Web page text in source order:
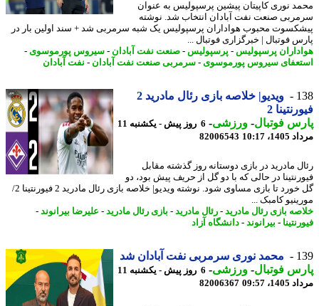
نوری کاپیتان پیشین پرسپولیس به عنوان
صنعت نفت آبادان انتخاب شد. نوشته
محبوب هواداران پرسپولیس یک شبه سرمربی شد + سند اولین بار در
فوتبال | خبرگزاری فوتبال ...
پرسپولیس-پرسپولیس-صنعت نفت آبادان- سیروس پورموسوی-
سیروس پورموسوی-سرمربی صنعت نفت آبادان- نفت آبادان
ویدیو| خلاصه بازی رئال مادرید 2
2
فوتبال-ورزشی-
6 روز پیش - یکشنبه 11
10:17
82006543
مادرید در بازی دوستانه روز گذشته مقابل
در حالی که با دو گل از حریف پیش بود، دو
گل خورد تا بازی مساوی شود. نوشته ویدیو| خلاصه بازی رئال مادرید 2 فیورنتینا 2/
کامبک ...
بازی رئال مادرید- رئال مادرید- بازی رئال مادرید- علیرضا بیرانوند
-
-بیرانوند -دانشگاه آزاد
محمد نوری سرمربی نفت آبادان شد
فوتبال-ورزشی-
6 روز پیش - یکشنبه 11
09:57
82006367